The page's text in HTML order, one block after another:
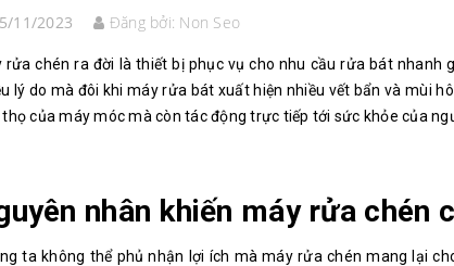
11/2023 Đăng bởi: Non Seo
rửa chén ra đời là thiết bị phục vụ cho nhu cầu rửa bát nhanh
lý do mà đôi khi máy rửa bát xuất hiện nhiều vết bẩn và mùi
của máy móc mà còn tác động trực tiếp tới sức khỏe của
nhân khiến máy rửa chén
ta không thể phủ nhận lợi ích mà máy rửa chén mang lại